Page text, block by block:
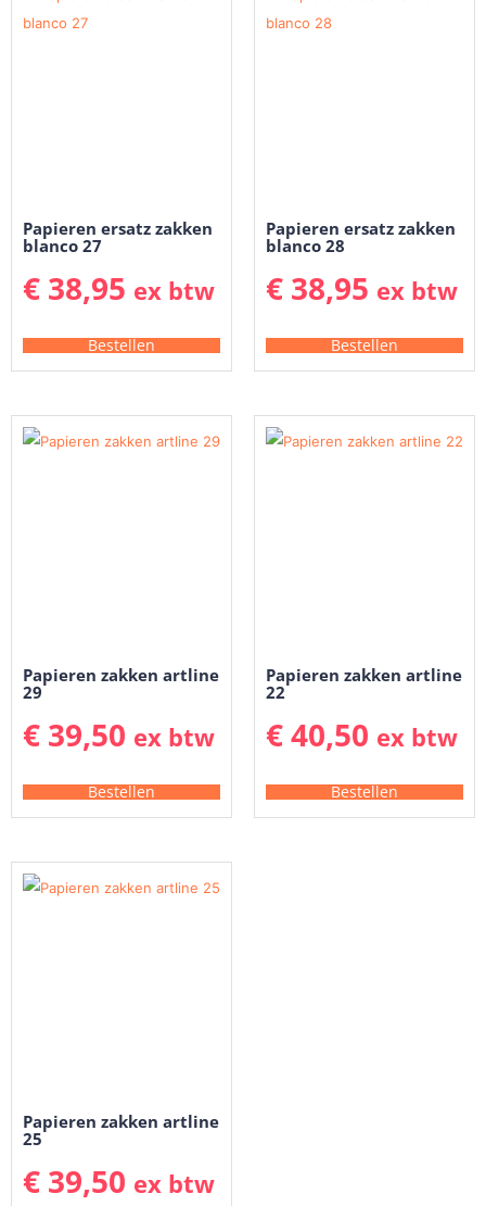
Papieren ersatz zakken
blanco 27
€ 38,95 ex btw
Bestellen
Papieren ersatz zakken
blanco 28
€ 38,95 ex btw
Bestellen
Papieren zakken artline
29
€ 39,50 ex btw
Bestellen
Papieren zakken artline
22
€40,50 ex btw
Bestellen
Papieren zakken artline
25
€ 39,50 ex btw